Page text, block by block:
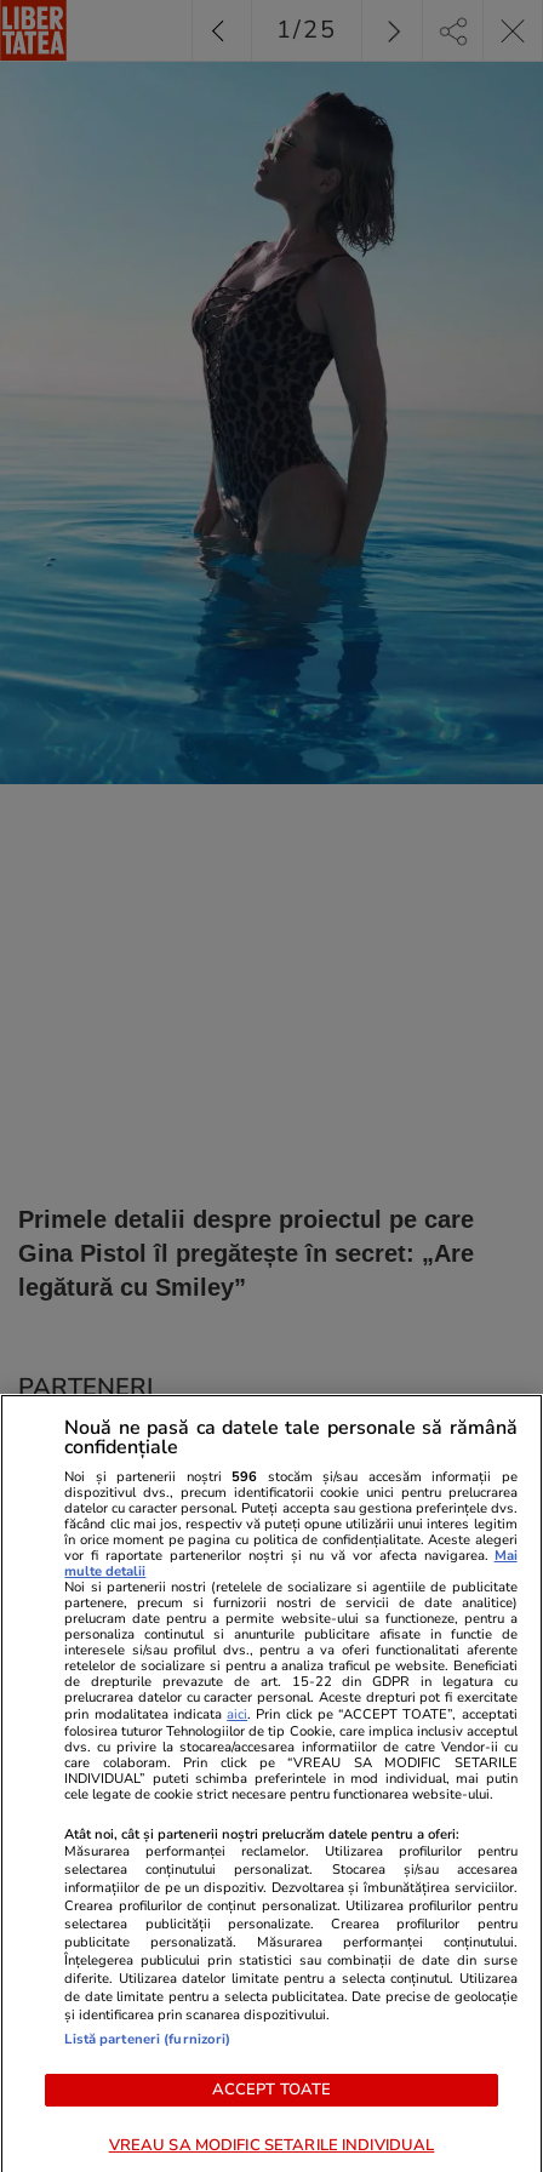
Primele detalii despre proiectul pe care
Gina Pistol îl pregătește în secret: „Are
legătură cu Smiley”
1/25
PARTENERI
Viva.ro
Ultima oră! Ce răsturnare de situație în acest
moment și ce cuvinte! Traian Băsescu: ”Ilie
Bolojan a...”
Unica.ro
Nu și ei! S-au
căsnicie! Cei doi
secret. Nimeni
motiv al
© 2026 Ringier Romania. Toate drepturile rezervate
Actualizare preferințe cookies
Nouă ne pasă ca datele tale personale să rămână
confidențiale
Noi și partenerii noștri 596 stocăm și/sau accesăm informații pe
dispozitivul dvs., precum identificatorii cookie unici pentru prelucrarea
datelor cu caracter personal. Puteți accepta sau gestiona preferințele dvs.
făcând clic mai jos, respectiv vă puteți opune utilizării unui interes legitim
în orice moment pe pagina cu politica de confidențialitate. Aceste alegeri
vor fi raportate partenerilor noștri și nu vă vor afecta navigarea. Mai
multe detalii
Noi si partenerii nostri (retelele de socializare si agentiile de publicitate
partenere, precum si furnizorii nostri de servicii de date analitice)
prelucram date pentru a permite website-ului sa functioneze, pentru a
personaliza continutul si anunturile publicitare afisate in functie de
interesele si/sau profilul dvs., pentru a va oferi functionalitati aferente
retelelor de socializare si pentru a analiza traficul pe website. Beneficiati
de drepturile prevazute de art. 15-22 din GDPR in legatura cu
prelucrarea datelor cu caracter personal. Aceste drepturi pot fi exercitate
prin modalitatea indicataaici. Prin click pe “ACCEPT TOATE”, acceptati
folosirea tuturor Tehnologiilor de tip Cookie, care implica inclusiv acceptul
dvs. cu privire la stocarea/accesarea informatiilor de catre Vendor-ii cu
care colaboram. Prin click pe “VREAU SA MODIFIC SETARILE
INDIVIDUAL” puteti schimba preferintele in mod individual, mai putin
cele legate de cookie strict necesare pentru functionarea website-ului.
Atât noi, cât și partenerii noștri prelucrăm datele pentru a oferi:
Măsurarea performanței reclamelor. Utilizarea profilurilor pentru
selectarea conținutului personalizat. Stocarea și/sau accesarea
informațiilor de pe un dispozitiv. Dezvoltarea și îmbunătățirea serviciilor.
Crearea profilurilor de conținut personalizat. Utilizarea profilurilor pentru
selectarea publicității personalizate. Crearea profilurilor pentru
publicitate personalizată. Măsurarea performanței conținutului.
Înțelegerea publicului prin statistici sau combinații de date din surse
diferite. Utilizarea datelor limitate pentru a selecta conținutul. Utilizarea
de date limitate pentru a selecta publicitatea. Date precise de geolocație
și identificarea prin scanarea dispozitivului.
Listă parteneri (furnizori)
ACCEPT TOATE
VREAU SA MODIFIC SETARILE INDIVIDUAL